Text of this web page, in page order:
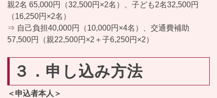
親2名 65,000円（32,500円×2名）、子ども2名32,500円
（16,250円×2名）
⇒ 自己負担40,000円（10,000円×4名）、交通費補助
57,500円（親22,500円×2＋子6,250円×2）
３．申し込み方法
＜申込者本人＞